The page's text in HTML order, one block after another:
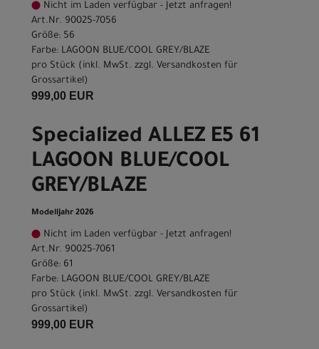
Nicht im Laden verfügbar - Jetzt anfragen!
Art.Nr. 90025-7056
Größe: 56
Farbe: LAGOON BLUE/COOL GREY/BLAZE
pro Stück (inkl. MwSt. zzgl. Versandkosten für
Grossartikel)
999,00 EUR
Specialized ALLEZ E5 61
LAGOON BLUE/COOL
GREY/BLAZE
Modelljahr 2026
Nicht im Laden verfügbar - Jetzt anfragen!
Art.Nr. 90025-7061
Größe: 61
Farbe: LAGOON BLUE/COOL GREY/BLAZE
pro Stück (inkl. MwSt. zzgl. Versandkosten für
Grossartikel)
999,00 EUR